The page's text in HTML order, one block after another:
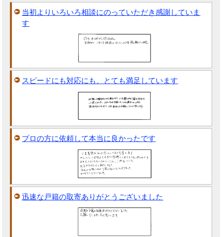
当初よりいろいろ相談にのっていただき感謝していま
す
スピードにも対応にも、とても満足しています
プロの方に依頼して本当に良かったです
迅速な戸籍の取寄ありがとうございました